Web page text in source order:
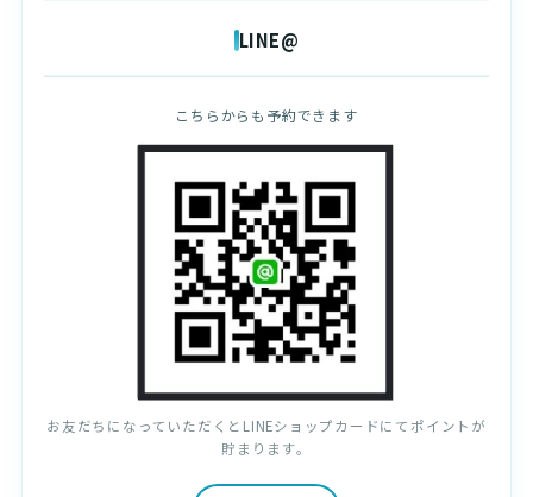
LINE@
こちらからも予約できます
お友だちになっていただくとLINEショップカードにてポイントが
貯まります。